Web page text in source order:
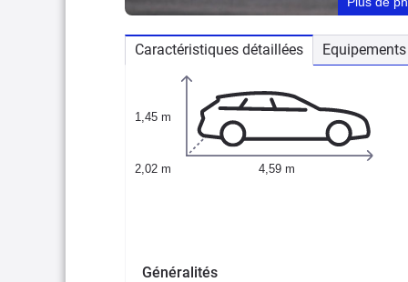
Caractéristiques détaillées
1,45 m
2,02 m 4,59 m
Généralités